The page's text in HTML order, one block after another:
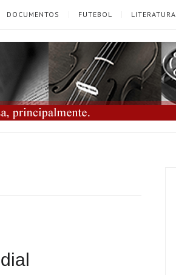
DOCUMENTOS FUTEBOL LITERATURA